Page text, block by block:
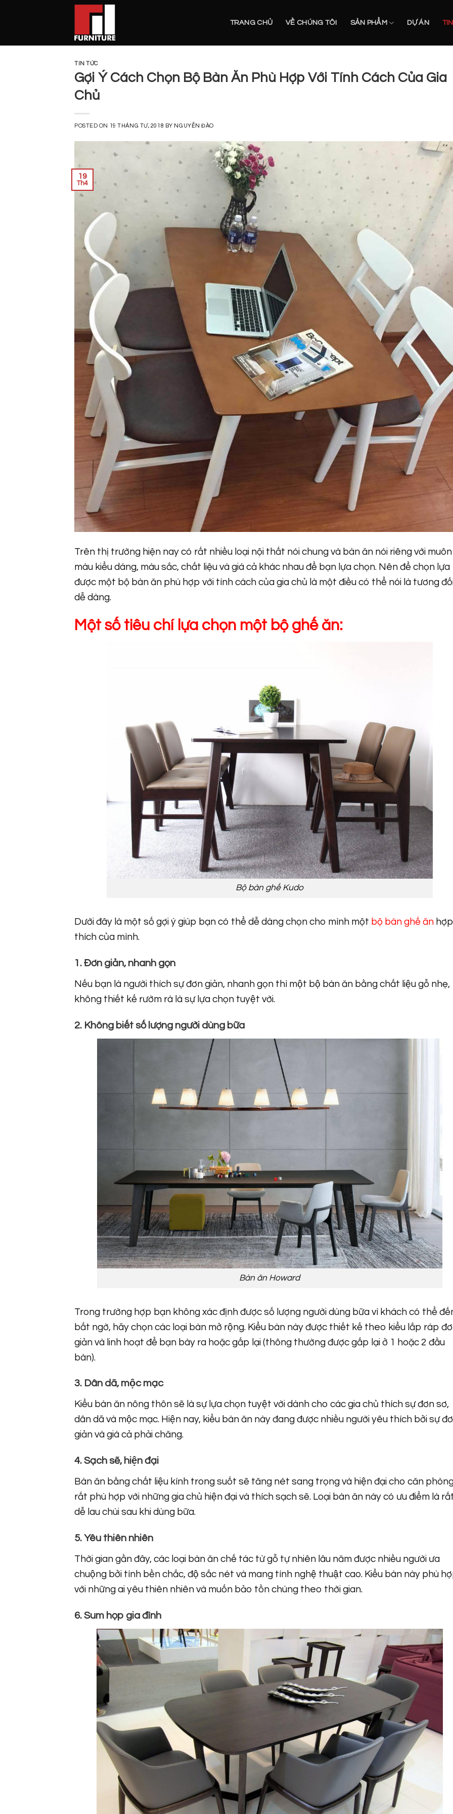
TRANG CHỦ VỀ CHÚNG TÔI SẢN PHẨM DỰ ÁN
TIN TỨC
Gợi Ý Cách Chọn Bộ Bàn Ăn Phù Hợp Với Tính Cách Của Gia
Chủ
POSTED ON 19 THÁNG TƯ, 2018 BY NGUYỄN ĐÀO
19
Th4
Trên thị trường hiện nay có rất nhiều loại nội thất nói chung và bàn ăn nói riêng với muôn
màu kiểu dáng, màu sắc, chất liệu và giá cả khác nhau để bạn lựa chọn. Nên để chọn lựa
được một bộ bàn ăn phù hợp với tính cách của gia chủ là một điều có thể nói là tương
dễ dàng.
Một số tiêu chí lựa chọn một bộ ghế ăn:
Bộ bàn ghế Kudo
Dưới đây là một số gợi ý giúp bạn có thể dễ dàng chọn cho mình một bộ bàn ghế ăn
thích của mình.
1. Đơn giản, nhanh gọn
Nếu bạn là người thích sự đơn giản, nhanh gọn thì một bộ bàn ăn bằng chất liệu gỗ nhẹ,
không thiết kế rườm rà là sự lựa chọn tuyệt vời.
2. Không biết số lượng người dùng bữa
Bàn ăn Howard
Trong trường hợp bạn không xác định được số lượng người dùng bữa vì khách có thể
bất ngờ, hãy chọn các loại bàn mở rộng. Kiểu bàn này được thiết kế theo kiểu lắp ráp
giản và linh hoạt để bạn bày ra hoặc gấp lại (thông thường được gấp lại ở 1 hoặc 2 đầu
bàn).
3. Dân dã, mộc mạc
Kiểu bàn ăn nông thôn sẽ là sự lựa chọn tuyệt vời dành cho các gia chủ thích sự đơn sơ,
dân dã và mộc mạc. Hiện nay, kiểu bàn ăn này đang được nhiều người yêu thích bởi sự
giản và giá cả phải chăng.
4. Sạch sẽ, hiện đại
Bàn ăn bằng chất liệu kính trong suốt sẽ tăng nét sang trọng và hiện đại cho căn
rất phù hợp với những gia chủ hiện đại và thích sạch sẽ. Loại bàn ăn này có ưu điểm là
dễ lau chùi sau khi dùng bữa.
5. Yêu thiên nhiên
Thời gian gần đây, các loại bàn ăn chế tác từ gỗ tự nhiên lâu năm được nhiều người ưa
chuộng bởi tính bền chắc, độ sắc nét và mang tính nghệ thuật cao. Kiểu bàn này phù
với những ai yêu thiên nhiên và muốn bảo tồn chúng theo thời gian.
6. Sum họp gia đình